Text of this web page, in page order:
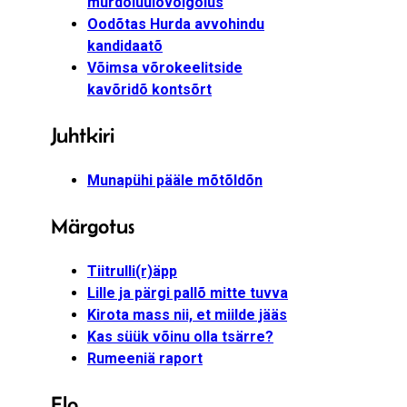
Oodõtas Hurda avvohindu
kandidaatõ
Võimsa võrokeelitside
kavõridõ kontsõrt
Juhtkiri
Munapühi pääle mõtõldõn
Märgotus
Tiitrulli(r)äpp
Lille ja pärgi pallõ mitte tuvva
Kirota mass nii, et miilde jääs
Kas süük võinu olla tsärre?
Rumeeniä raport